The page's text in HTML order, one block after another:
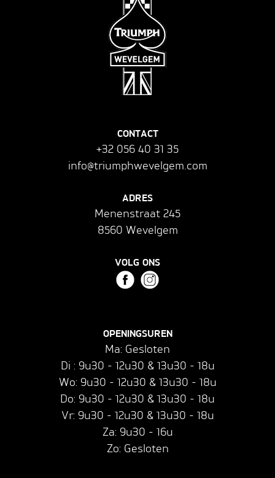
CONTACT
+32 056 40 31 35
info@triumphwevelgem.com
ADRES
Menenstraat 245
8560 Wevelgem
VOLG ONS
OPENINGSUREN
Ma: Gesloten
Di : 9u30 - 12u30 & 13u30 - 18u
Wo: 9u30 - 12u30 & 13u30 - 18u
Do: 9u30 - 12u30 & 13u30 - 18u
Vr: 9u30 - 12u30 & 13u30 - 18u
Za: 9u30 - 16u
Zo: Gesloten